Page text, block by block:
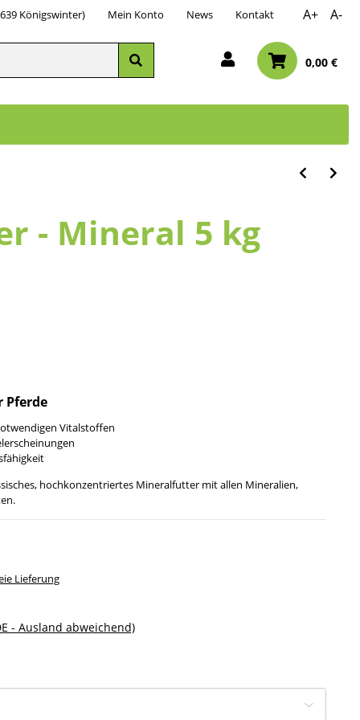
Königswinter) Mein Konto News Kontakt A+ A-
0,00 €
- Mineral 5 kg
Vitalstoffen
hochkonzentriertes Mineralfutter mit allen Mineralien,
Lieferung
- Ausland abweichend)